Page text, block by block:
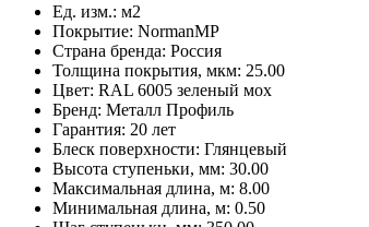
Ед. изм.: м2
Покрытие: NormanMP
Страна бренда: Россия
Толщина покрытия, мкм: 25.00
Цвет: RAL 6005 зеленый мох
Бренд: Металл Профиль
Гарантия: 20 лет
Блеск поверхности: Глянцевый
Высота ступеньки, мм: 30.00
Максимальная длина, м: 8.00
Минимальная длина, м: 0.50